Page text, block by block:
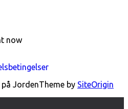
now
JordenTheme by SiteOrigin